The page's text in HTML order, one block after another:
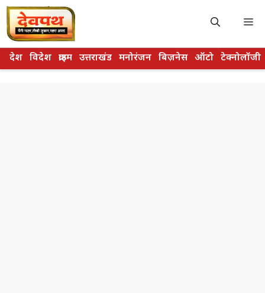
Skip
to
content
देश विदेश क्राइम उत्तराखंड मनोरंजन बिज़नेस ऑटो टेक्नोलॉजी